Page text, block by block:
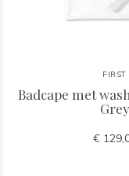
FIRST
Badcape met
Grey
€